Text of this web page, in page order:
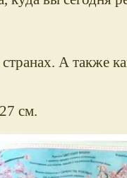
А также
см.